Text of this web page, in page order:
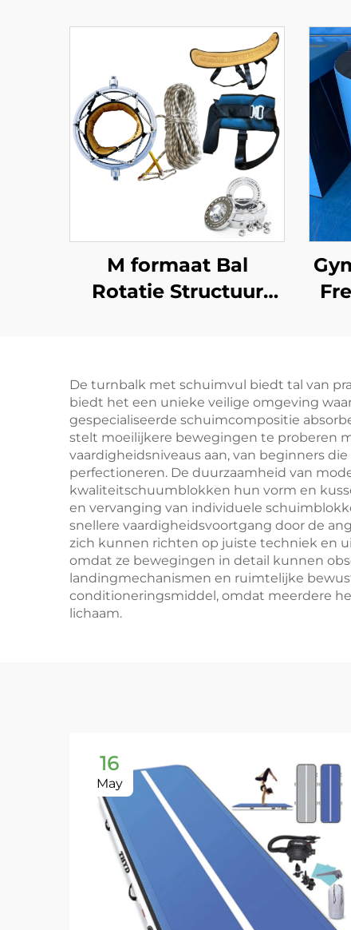
M formaat Bal
Rotatie Structuur
voor Tumbling
Trampoline Duiken
Bungee Acrobatics
De turnbalk met schuimvul biedt tal van
biedt het een unieke veilige omgeving
gespecialiseerde schuimcompositie
stelt moeilijkere bewegingen te proberen
vaardigheidsniveaus aan, van beginners
perfectioneren. De duurzaamheid van
kwaliteitschuumblokken hun vorm en
en vervanging van individuele
snellere vaardigheidsvoortgang door de
zich kunnen richten op juiste techniek en
omdat ze bewegingen in detail kunnen
landingmechanismen en ruimtelijke
conditioneringsmiddel, omdat meerdere
lichaam.
16
May